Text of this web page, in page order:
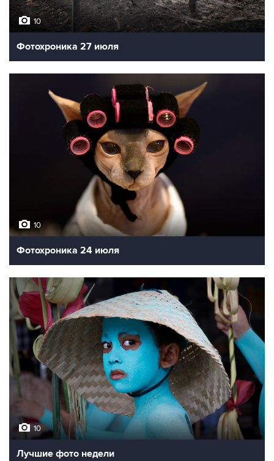
10
Фотохроника 27 июля
10
Фотохроника 24 июля
10
Лучшие фото недели